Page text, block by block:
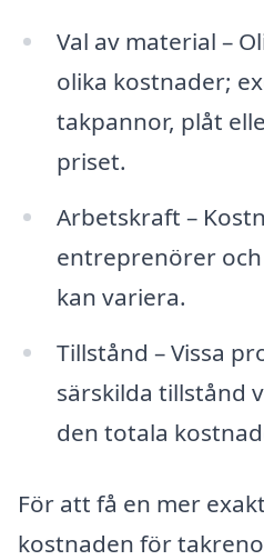
Val av material –
olika kostnader;
takpannor, plåt
priset.
Arbetskraft –
entreprenörer
kan variera.
Tillstånd – Vissa
särskilda tillstånd
den totala
För att få en mer
kostnaden för